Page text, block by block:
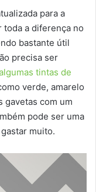
para a
toda a diferença no
bastante útil
precisa ser
tintas de
verde, amarelo
gavetas com um
pode ser uma
muito.